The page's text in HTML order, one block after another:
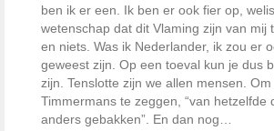
ben ik er een. Ik ben er ook fier op,
wetenschap dat dit Vlaming zijn van mij
en niets. Was ik Nederlander, ik zou er
geweest zijn. Op een toeval kun je dus
zijn. Tenslotte zijn we allen mensen.
Timmermans te zeggen, “van hetzelfde
anders gebakken”. En dan nog…